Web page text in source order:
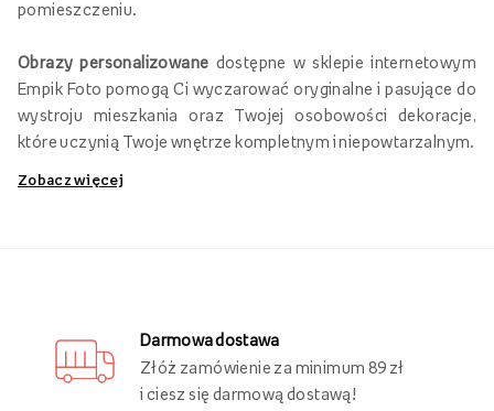
pomieszczeniu.
Obrazy personalizowane dostępne w sklepie internetowym
Empik Foto pomogą Ci wyczarować oryginalne i pasujące do
wystroju mieszkania oraz Twojej osobowości dekoracje,
które uczynią Twoje wnętrze kompletnym i niepowtarzalnym.
W naszym asortymencie znajdzieszfotoobrazy w różnych
, na które możesz nanosić wybrane grafiki,
Zobacz więcej
Darmowa dostawa
Złóż zamówienie za minimum 89 zł
i ciesz się darmową dostawą!